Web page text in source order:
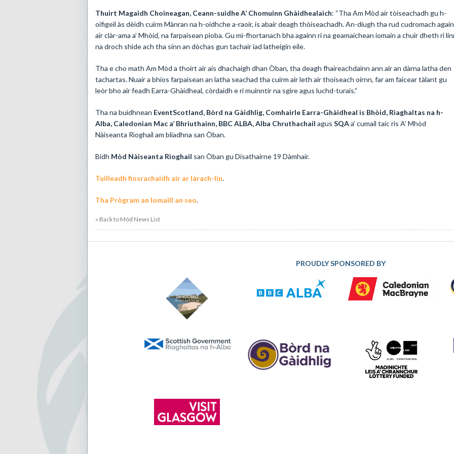
Thuirt Magaidh Choineagan, Ceann-suidhe A’ Chomuinn Ghàidhealaich: “Tha Am Mòd air tòiseachadh gu h-
oifigeil às dèidh cuirm Mànran na h-oidhche a-raoir, is abair deagh thòiseachadh. An-diugh tha rud cudromach
air clàr-ama a’ Mhòid, na farpaisean pìoba. Gu mì-fhortanach bha againn ri na geamaichean iomain a chuir dheth ri
na droch shìde ach tha sinn an dòchas gun tachair iad latheigin eile.
Tha e cho math Am Mòd a thoirt air ais dhachaigh dhan Òban, tha deagh fhaireachdainn ann air an dàrna latha den
tachartas. Nuair a bhios farpaisean an latha seachad tha cuirm air leth air thoiseach oirnn, far am faicear tàlant gu
leòr bho air feadh Earra-Ghàidheal, còrdaidh e ri muinntir na sgìre agus luchd-turais.”
Tha na buidhnean EventScotland, Bòrd na Gàidhlig, Comhairle Earra-Ghàidheal is Bhòid, Riaghaltas na h-
Alba, Caledonian Mac a’ Bhriuthainn, BBC ALBA, Alba Chruthachail agus SQAa’ cumail taic ris A’ Mhòd
Nàiseanta Rìoghail am bliadhna san Òban.
Bidh Mòd Nàiseanta Rìoghail san Òban gu Disathairne 19 Dàmhair.
Tuilleadh fiosrachaidh air ar làrach-lìn.
Tha Prògram an Iomaill an seo.
« Back to Mòd News List
PROUDLY SPONSORED BY